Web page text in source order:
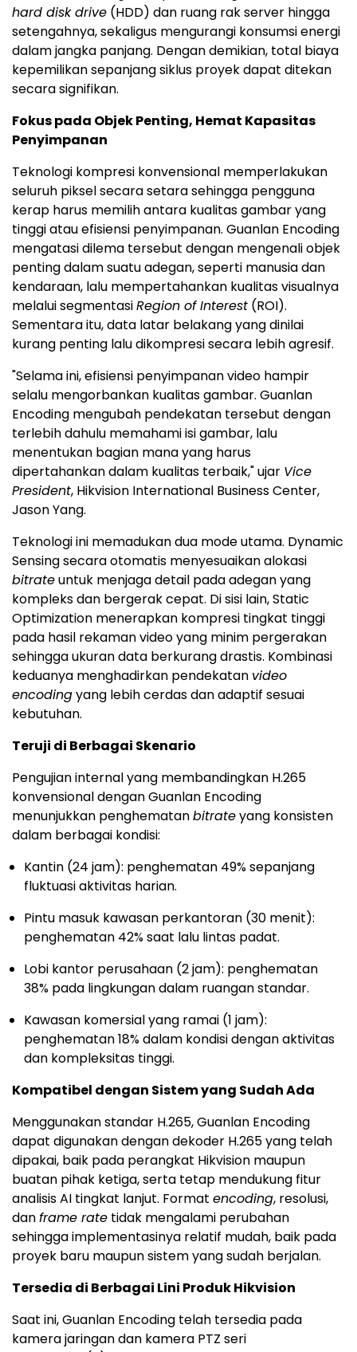
hard disk drive (HDD) dan ruang rak server hingga
setengahnya, sekaligus mengurangi konsumsi energi
dalam jangka panjang. Dengan demikian, total biaya
kepemilikan sepanjang siklus proyek dapat ditekan
secara signifikan.
Fokus pada Objek Penting, Hemat Kapasitas
Penyimpanan
Teknologi kompresi konvensional memperlakukan
seluruh piksel secara setara sehingga pengguna
kerap harus memilih antara kualitas gambar yang
tinggi atau efisiensi penyimpanan. Guanlan Encoding
mengatasi dilema tersebut dengan mengenali objek
penting dalam suatu adegan, seperti manusia dan
kendaraan, lalu mempertahankan kualitas visualnya
melalui segmentasiRegion of Interest (ROI).
Sementara itu, data latar belakang yang dinilai
kurang penting lalu dikompresi secara lebih agresif.
"Selama ini, efisiensi penyimpanan video hampir
selalu mengorbankan kualitas gambar. Guanlan
Encoding mengubah pendekatan tersebut dengan
terlebih dahulu memahami isi gambar, lalu
menentukan bagian mana yang harus
dipertahankan dalam kualitas terbaik," ujar Vice
President, Hikvision International Business Center,
Jason Yang.
Teknologi ini memadukan dua mode utama. Dynamic
Sensing secara otomatis menyesuaikan alokasi
bitrateuntuk menjaga detail pada adegan yang
kompleks dan bergerak cepat. Di sisi lain, Static
Optimization menerapkan kompresi tingkat tinggi
pada hasil rekaman video yang minim pergerakan
sehingga ukuran data berkurang drastis. Kombinasi
keduanya menghadirkan pendekatan video
encodingyang lebih cerdas dan adaptif sesuai
kebutuhan.
Teruji di Berbagai Skenario
Pengujian internal yang membandingkan H.265
konvensional dengan Guanlan Encoding
menunjukkan penghematanbitrateyang konsisten
dalam berbagai kondisi:
Kantin (24 jam): penghematan 49% sepanjang
fluktuasi aktivitas harian.
Pintu masuk kawasan perkantoran (30 menit):
penghematan 42% saat lalu lintas padat.
Lobi kantor perusahaan (2 jam): penghematan
38% pada lingkungan dalam ruangan standar.
Kawasan komersial yang ramai (1 jam):
penghematan 18% dalam kondisi dengan aktivitas
dan kompleksitas tinggi.
Kompatibel dengan Sistem yang Sudah Ada
Menggunakan standar H.265, Guanlan Encoding
dapat digunakan dengan dekoder H.265 yang telah
dipakai, baik pada perangkat Hikvision maupun
buatan pihak ketiga, serta tetap mendukung fitur
analisis AI tingkat lanjut. Format encoding, resolusi,
danframe rate tidak mengalami perubahan
sehingga implementasinya relatif mudah, baik pada
proyek baru maupun sistem yang sudah berjalan.
Tersedia di Berbagai Lini Produk Hikvision
Saat ini, Guanlan Encoding telah tersedia pada
kamera jaringan dan kamera PTZ seri